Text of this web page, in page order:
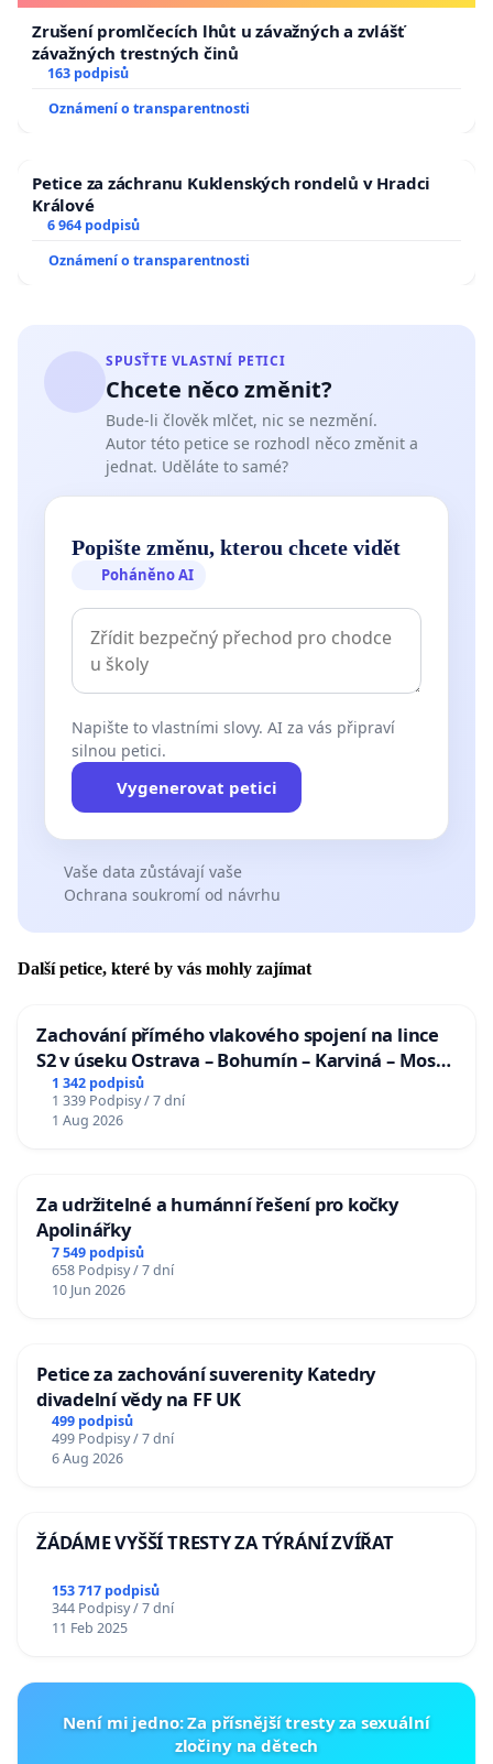
Zrušení promlčecích lhůt u závažných a zvlášť
závažných trestných činů
163 podpisů
Oznámení o transparentnosti
Petice za záchranu Kuklenských rondelů v Hradci
Králové
6 964 podpisů
Oznámení o transparentnosti
SPUSŤTE VLASTNÍ PETICI
Chcete něco změnit?
Bude-li člověk mlčet, nic se nezmění.
Autor této petice se rozhodl něco změnit a
jednat. Uděláte to samé?
Popište změnu, kterou chcete vidět
Poháněno AI
Napište to vlastními slovy. AI za vás připraví
silnou petici.
Vygenerovat petici
Vaše data zůstávají vaše
Ochrana soukromí od návrhu
Další petice, které by vás mohly zajímat
Zachování přímého vlakového spojení na lince
S2 v úseku Ostrava – Bohumín – Karviná – Mosty
u Jablunkova
1 342 podpisů
1 339 Podpisy / 7 dní
1 Aug 2026
Za udržitelné a humánní řešení pro kočky
Apolinářky
7 549 podpisů
658 Podpisy / 7 dní
10 Jun 2026
Petice za zachování suverenity Katedry
divadelní vědy na FF UK
499 podpisů
499 Podpisy / 7 dní
6 Aug 2026
ŽÁDÁME VYŠŠÍ TRESTY ZA TÝRÁNÍ ZVÍŘAT
153 717 podpisů
344 Podpisy / 7 dní
11 Feb 2025
Není mi jedno: Za přísnější tresty za sexuální
zločiny na dětech